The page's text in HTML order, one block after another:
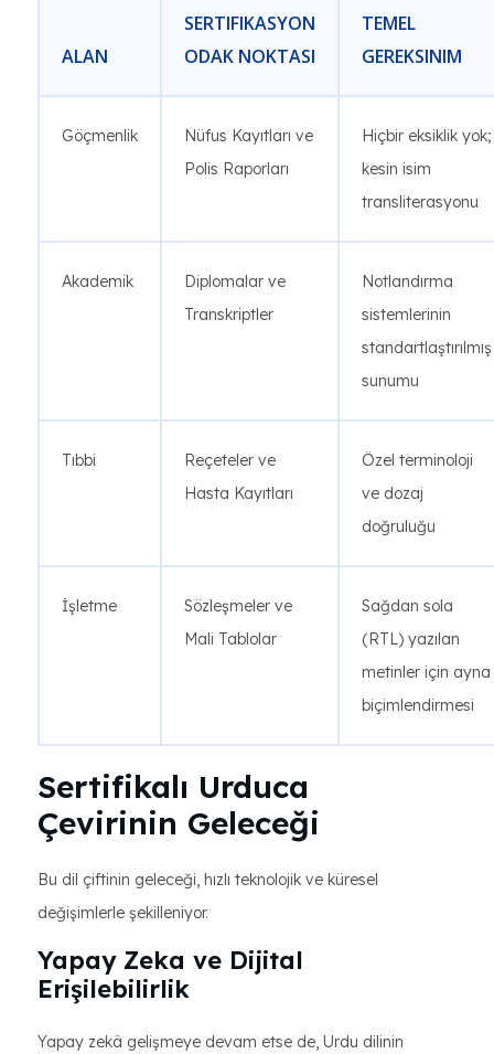
ALAN
SERTIFIKASYON
ODAK NOKTASI
TEMEL
GEREKSINIM
Göçmenlik
Nüfus Kayıtları ve
Polis Raporları
Hiçbir eksiklik yok;
kesin isim
transliterasyonu
Akademik
Diplomalar ve
Transkriptler
Notlandırma
sistemlerinin
standartlaştırılmış
sunumu
Tıbbi
Reçeteler ve
Hasta Kayıtları
Özel terminoloji
ve dozaj
doğruluğu
İşletme
Sözleşmeler ve
Mali Tablolar
Sağdan sola
(RTL) yazılan
metinler için ayna
biçimlendirmesi
Sertifikalı Urduca
Çevirinin Geleceği
Bu dil çiftinin geleceği, hızlı teknolojik ve küresel
değişimlerle şekilleniyor.
Yapay Zeka ve Dijital
Erişilebilirlik
Yapay zekâ gelişmeye devam etse de, Urdu dilinin